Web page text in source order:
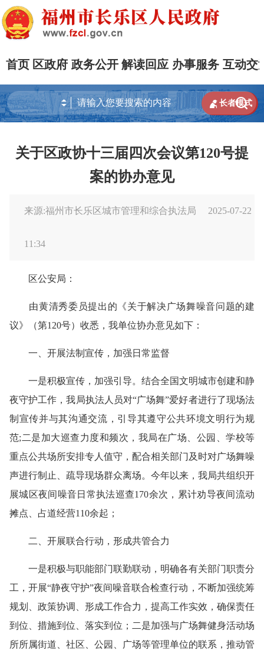
首页 区政府 政务公开 解读回应 办事服务 互动交

 长者模式
关于区政协十三届四次会议第120号提
案的协办意见
来源:福州市长乐区城市管理和综合执法局 2025-07-22
11:34
区公安局：
由黄清秀委员提出的《关于解决广场舞噪音问题的建
议》（第120号）收悉，我单位协办意见如下：
一、开展法制宣传，加强日常监督
一是积极宣传，加强引导。结合全国文明城市创建和静
夜守护工作，我局执法人员对“广场舞”爱好者进行了现场法
制宣传并与其沟通交流，引导其遵守公共环境文明行为规
范;二是加大巡查力度和频次，我局在广场、公园、学校等
重点公共场所安排专人值守，配合相关部门及时对广场舞噪
声进行制止、疏导现场群众离场。今年以来，我局共组织开
展城区夜间噪音日常执法巡查170余次，累计劝导夜间流动
摊点、占道经营110余起；
二、开展联合行动，形成共管合力
一是积极与职能部门联勤联动，明确各有关部门职责分
工，开展“静夜守护”夜间噪音联合检查行动，不断加强统筹
规划、政策协调、形成工作合力，提高工作实效，确保责任
到位、措施到位、落实到位；二是加强与广场舞健身活动场
所所属街道、社区、公园、广场等管理单位的联系，推动管